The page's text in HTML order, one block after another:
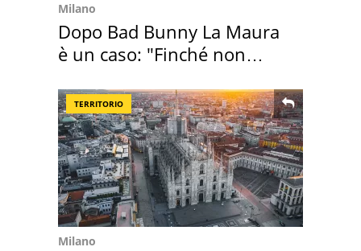
Milano
Dopo Bad Bunny La Maura
è un caso: "Finché non
TERRITORIO
Milano